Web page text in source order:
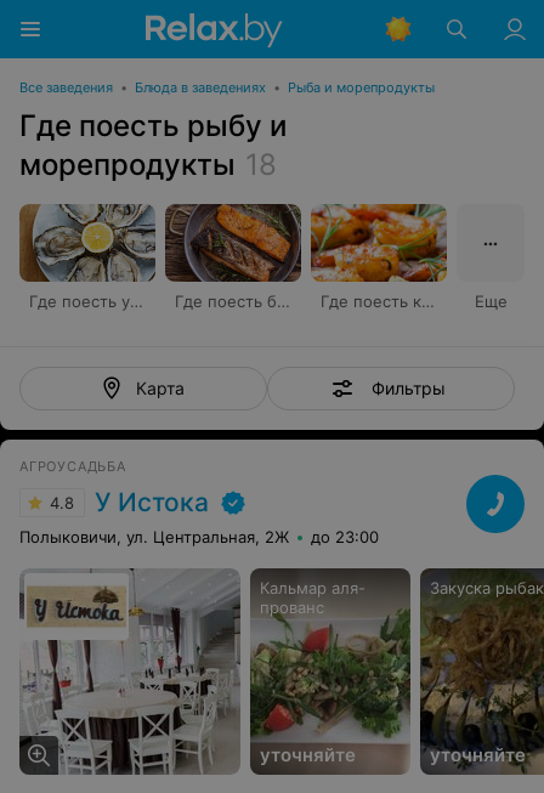
Все заведения • Блюда в заведениях • Рыба и морепродукты
Где поесть рыбу и
морепродукты 18
Где поесть устрицы Где поесть блюда из красной рыбы Где поесть креветки Еще
Карта Фильтры
АГРОУСАДЬБА
4.8 У Истока
Полыковичи, ул. Центральная, 2Ж до 23:00
Кальмар аля-
прованс
уточняйте
Закуска
уточняйте